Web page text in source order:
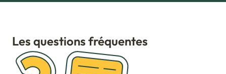
Les questions fréquentes